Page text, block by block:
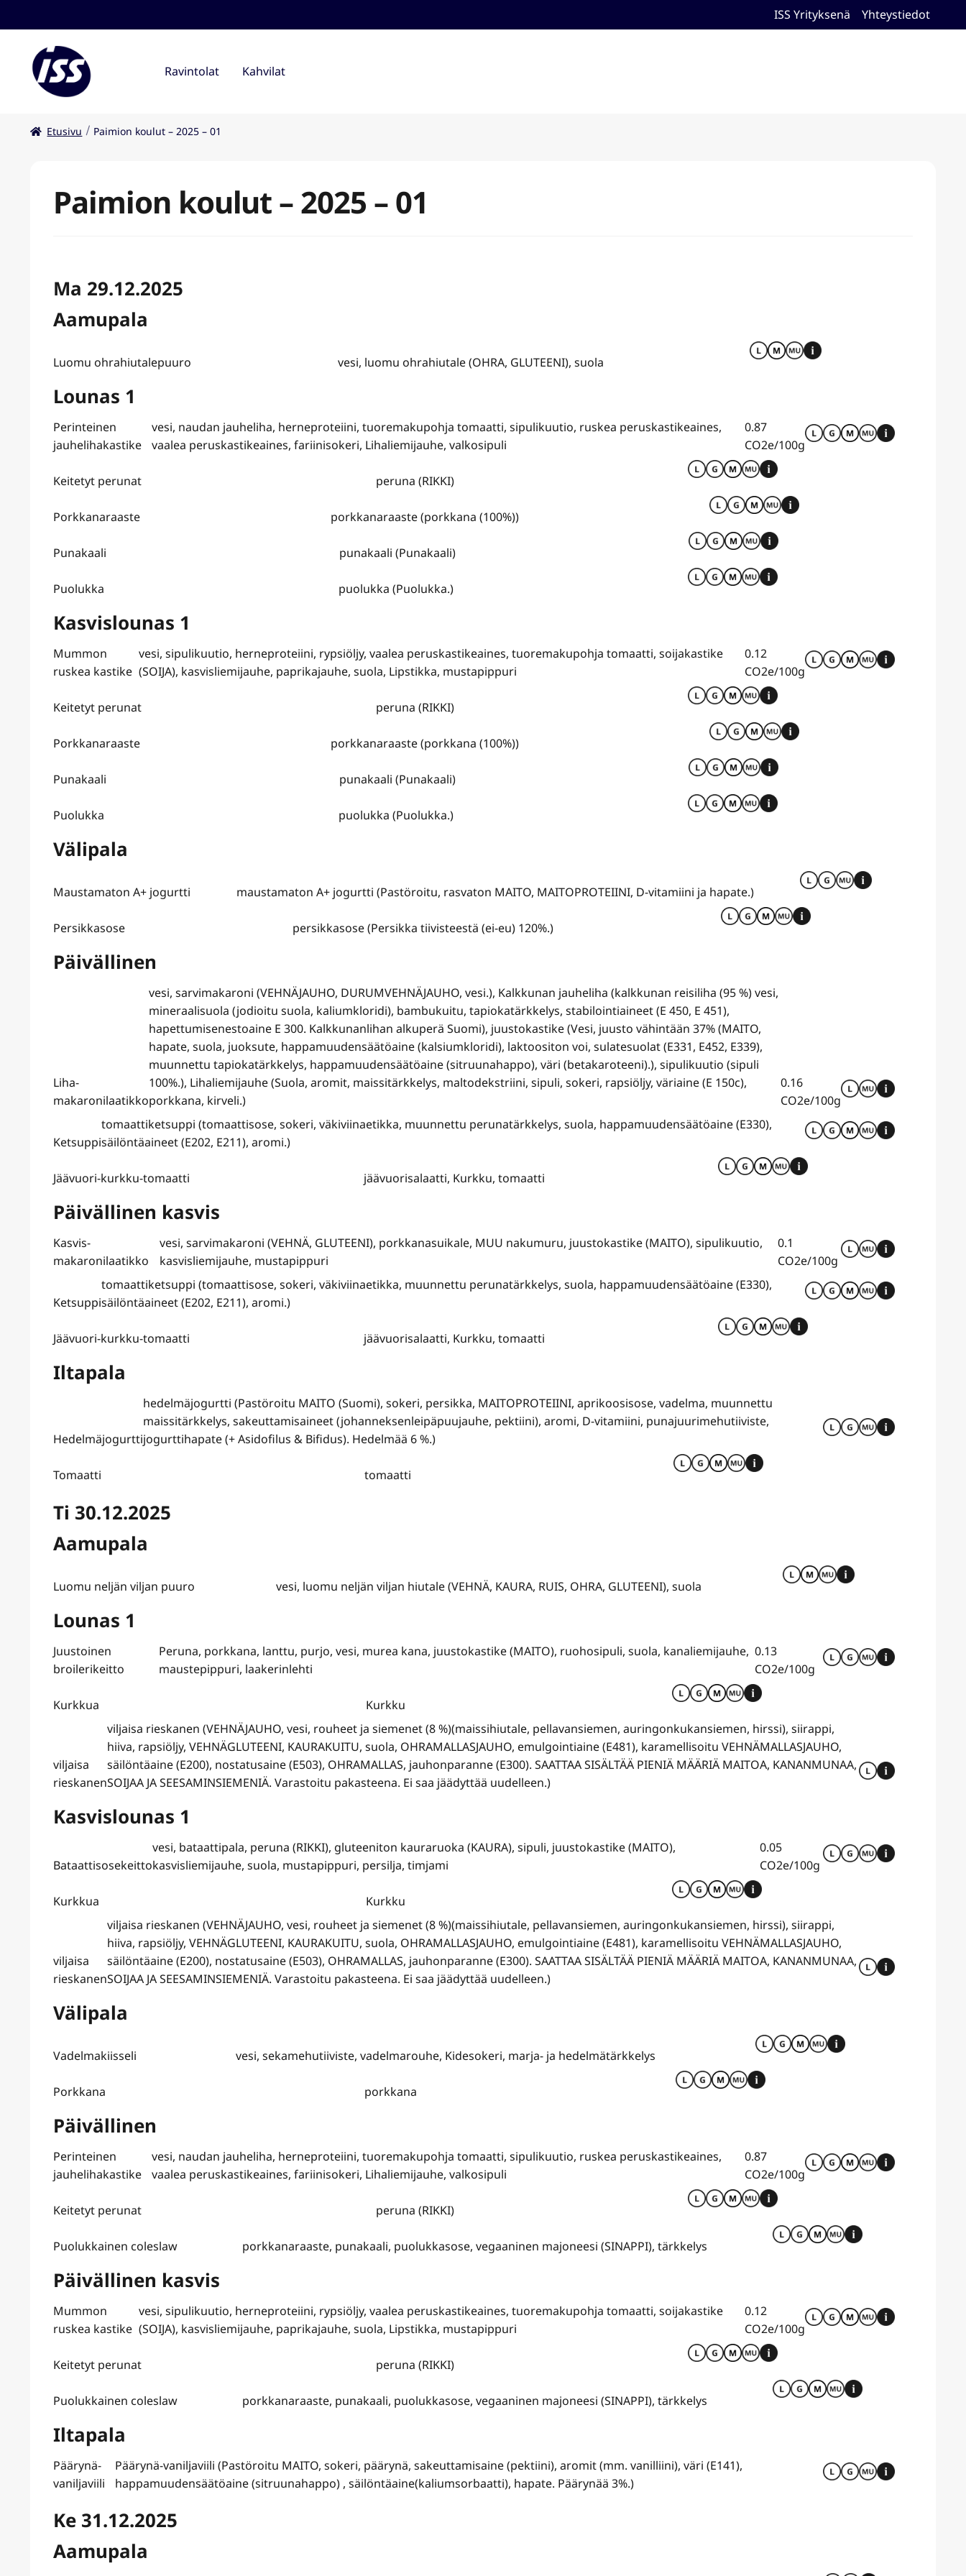
ISS Yrityksenä Yhteystiedot
Ravintolat Kahvilat
Etusivu Paimion koulut – 2025 – 01
Paimion koulut – 2025 – 01
Ma 29.12.2025
Aamupala
Luomu ohrahiutalepuuro vesi, luomu ohrahiutale (OHRA, GLUTEENI), suola
Lounas 1
Perinteinen
jauhelihakastike
vesi, naudan jauheliha, herneproteiini, tuoremakupohja tomaatti, sipulikuutio, ruskea peruskastikeaines,
vaalea peruskastikeaines, fariinisokeri, Lihaliemijauhe, valkosipuli
0.87
CO2e/100g
Keitetyt perunat peruna (RIKKI)
Porkkanaraaste porkkanaraaste (porkkana (100%))
Punakaali punakaali (Punakaali)
Puolukka puolukka (Puolukka.)
Kasvislounas 1
Mummon
ruskea kastike
vesi, sipulikuutio, herneproteiini, rypsiöljy, vaalea peruskastikeaines, tuoremakupohja tomaatti, soijakastike
(SOIJA), kasvisliemijauhe, paprikajauhe, suola, Lipstikka, mustapippuri
0.12
CO2e/100g
Keitetyt perunat peruna (RIKKI)
Porkkanaraaste porkkanaraaste (porkkana (100%))
Punakaali punakaali (Punakaali)
Puolukka puolukka (Puolukka.)
Välipala
Maustamaton A+ jogurtti maustamaton A+ jogurtti (Pastöroitu, rasvaton MAITO, MAITOPROTEIINI, D-vitamiini ja hapate.)
Persikkasose persikkasose (Persikka tiivisteestä (ei-eu) 120%.)
Päivällinen
Liha-
makaronilaatikko
vesi, sarvimakaroni (VEHNÄJAUHO, DURUMVEHNÄJAUHO, vesi.), Kalkkunan jauheliha (kalkkunan reisiliha (95 %) vesi,
mineraalisuola (jodioitu suola, kaliumkloridi), bambukuitu, tapiokatärkkelys, stabilointiaineet (E 450, E 451),
hapettumisenestoaine E 300. Kalkkunanlihan alkuperä Suomi), juustokastike (Vesi, juusto vähintään 37% (MAITO,
hapate, suola, juoksute, happamuudensäätöaine (kalsiumkloridi), laktoositon voi, sulatesuolat (E331, E452, E339),
muunnettu tapiokatärkkelys, happamuudensäätöaine (sitruunahappo), väri (betakaroteeni).), sipulikuutio (sipuli
100%.), Lihaliemijauhe (Suola, aromit, maissitärkkelys, maltodekstriini, sipuli, sokeri, rapsiöljy, väriaine (E 150c),
porkkana, kirveli.)
0.16
CO2e/100g
Ketsuppi
tomaattiketsuppi (tomaattisose, sokeri, väkiviinaetikka, muunnettu perunatärkkelys, suola, happamuudensäätöaine (E330),
säilöntäaineet (E202, E211), aromi.)
Jäävuori-kurkku-tomaatti jäävuorisalaatti, Kurkku, tomaatti
Päivällinen kasvis
Kasvis-
makaronilaatikko
vesi, sarvimakaroni (VEHNÄ, GLUTEENI), porkkanasuikale, MUU nakumuru, juustokastike (MAITO), sipulikuutio,
kasvisliemijauhe, mustapippuri
0.1
CO2e/100g
Ketsuppi
tomaattiketsuppi (tomaattisose, sokeri, väkiviinaetikka, muunnettu perunatärkkelys, suola, happamuudensäätöaine (E330),
säilöntäaineet (E202, E211), aromi.)
Jäävuori-kurkku-tomaatti jäävuorisalaatti, Kurkku, tomaatti
Iltapala
Hedelmäjogurtti
hedelmäjogurtti (Pastöroitu MAITO (Suomi), sokeri, persikka, MAITOPROTEIINI, aprikoosisose, vadelma, muunnettu
maissitärkkelys, sakeuttamisaineet (johanneksenleipäpuujauhe, pektiini), aromi, D-vitamiini, punajuurimehutiiviste,
jogurttihapate (+ Asidofilus & Bifidus). Hedelmää 6 %.)
Tomaatti tomaatti
Ti 30.12.2025
Aamupala
Luomu neljän viljan puuro vesi, luomu neljän viljan hiutale (VEHNÄ, KAURA, RUIS, OHRA, GLUTEENI), suola
Lounas 1
Juustoinen
broilerikeitto
Peruna, porkkana, lanttu, purjo, vesi, murea kana, juustokastike (MAITO), ruohosipuli, suola, kanaliemijauhe,
maustepippuri, laakerinlehti
0.13
CO2e/100g
Kurkkua Kurkku
viljaisa
rieskanen
viljaisa rieskanen (VEHNÄJAUHO, vesi, rouheet ja siemenet (8 %)(maissihiutale, pellavansiemen, auringonkukansiemen, hirssi), siirappi,
hiiva, rapsiöljy, VEHNÄGLUTEENI, KAURAKUITU, suola, OHRAMALLASJAUHO, emulgointiaine (E481), karamellisoitu VEHNÄMALLASJAUHO,
säilöntäaine (E200), nostatusaine (E503), OHRAMALLAS, jauhonparanne (E300). SAATTAA SISÄLTÄÄ PIENIÄ MÄÄRIÄ MAITOA, KANANMUNAA,
SOIJAA JA SEESAMINSIEMENIÄ. Varastoitu pakasteena. Ei saa jäädyttää uudelleen.)
Kasvislounas 1
Bataattisosekeitto
vesi, bataattipala, peruna (RIKKI), gluteeniton kauraruoka (KAURA), sipuli, juustokastike (MAITO),
kasvisliemijauhe, suola, mustapippuri, persilja, timjami
0.05
CO2e/100g
Kurkkua Kurkku
viljaisa
rieskanen
viljaisa rieskanen (VEHNÄJAUHO, vesi, rouheet ja siemenet (8 %)(maissihiutale, pellavansiemen, auringonkukansiemen, hirssi), siirappi,
hiiva, rapsiöljy, VEHNÄGLUTEENI, KAURAKUITU, suola, OHRAMALLASJAUHO, emulgointiaine (E481), karamellisoitu VEHNÄMALLASJAUHO,
säilöntäaine (E200), nostatusaine (E503), OHRAMALLAS, jauhonparanne (E300). SAATTAA SISÄLTÄÄ PIENIÄ MÄÄRIÄ MAITOA, KANANMUNAA,
SOIJAA JA SEESAMINSIEMENIÄ. Varastoitu pakasteena. Ei saa jäädyttää uudelleen.)
Välipala
Vadelmakiisseli vesi, sekamehutiiviste, vadelmarouhe, Kidesokeri, marja- ja hedelmätärkkelys
Porkkana porkkana
Päivällinen
Perinteinen
jauhelihakastike
vesi, naudan jauheliha, herneproteiini, tuoremakupohja tomaatti, sipulikuutio, ruskea peruskastikeaines,
vaalea peruskastikeaines, fariinisokeri, Lihaliemijauhe, valkosipuli
0.87
CO2e/100g
Keitetyt perunat peruna (RIKKI)
Puolukkainen coleslaw porkkanaraaste, punakaali, puolukkasose, vegaaninen majoneesi (SINAPPI), tärkkelys
Päivällinen kasvis
Mummon
ruskea kastike
vesi, sipulikuutio, herneproteiini, rypsiöljy, vaalea peruskastikeaines, tuoremakupohja tomaatti, soijakastike
(SOIJA), kasvisliemijauhe, paprikajauhe, suola, Lipstikka, mustapippuri
0.12
CO2e/100g
Keitetyt perunat peruna (RIKKI)
Puolukkainen coleslaw porkkanaraaste, punakaali, puolukkasose, vegaaninen majoneesi (SINAPPI), tärkkelys
Iltapala
Päärynä-
vaniljaviili
Päärynä-vaniljaviili (Pastöroitu MAITO, sokeri, päärynä, sakeuttamisaine (pektiini), aromit (mm. vanilliini), väri (E141),
happamuudensäätöaine (sitruunahappo) , säilöntäaine(kaliumsorbaatti), hapate. Päärynää 3%.)
Ke 31.12.2025
Aamupala